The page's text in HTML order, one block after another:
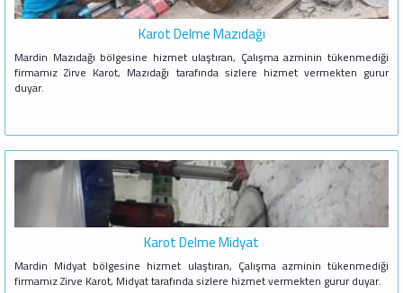
Karot Delme Mazıdağı
Mardin Mazıdağı bölgesine hizmet ulaştıran, Çalışma azminin tükenmediği
firmamız Zirve Karot, Mazıdağı tarafında sizlere hizmet vermekten gurur
duyar.
Karot Delme Midyat
Mardin Midyat bölgesine hizmet ulaştıran, Çalışma azminin tükenmediği
firmamız Zirve Karot, Midyat tarafında sizlere hizmet vermekten gurur duyar.